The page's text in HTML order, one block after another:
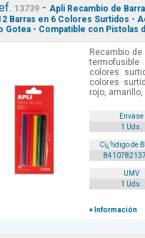
13739 - Apli Recambio de
Barras en 6 Colores Surtidos -
Gotea - Compatible con Pistolas
Recambio
colores
colores
rojo, amarillo,
Envase
1 Uds.
Cï¿½digo de
UMV
1 Uds.
+ Información